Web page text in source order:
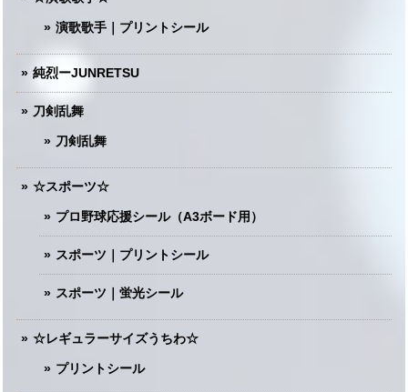
演歌歌手｜プリントシール
純烈ーJUNRETSU
刀剣乱舞
刀剣乱舞
☆スポーツ☆
プロ野球応援シール（A3ボード用）
スポーツ｜プリントシール
スポーツ｜蛍光シール
☆レギュラーサイズうちわ☆
プリントシール